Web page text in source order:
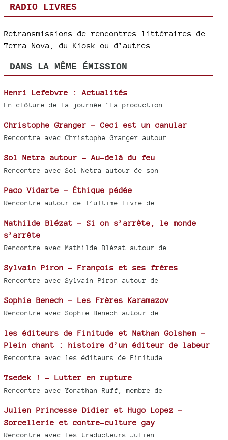
RADIO LIVRES
Retransmissions de rencontres littéraires de
Terra Nova, du Kiosk ou d’autres...
DANS LA MÊME ÉMISSION
Henri Lefebvre : Actualités
En clôture de la journée "La production
Christophe Granger - Ceci est un canular
Rencontre avec Christophe Granger autour
Sol Netra autour - Au-delà du feu
Rencontre avec Sol Netra autour de son
Paco Vidarte - Éthique pédée
Rencontre autour de l’ultime livre de
Mathilde Blézat - Si on s’arrête, le monde
s’arrête
Rencontre avec Mathilde Blézat autour de
Sylvain Piron - François et ses frères
Rencontre avec Sylvain Piron autour de
Sophie Benech - Les Frères Karamazov
Rencontre avec Sophie Benech autour de
les éditeurs de Finitude et Nathan Golshem -
Plein chant : histoire d’un éditeur de labeur
Rencontre avec les éditeurs de Finitude
Tsedek ! - Lutter en rupture
Rencontre avec Yonathan Ruff, membre de
Julien Princesse Didier et Hugo Lopez -
Sorcellerie et contre-culture gay
Rencontre avec les traducteurs Julien